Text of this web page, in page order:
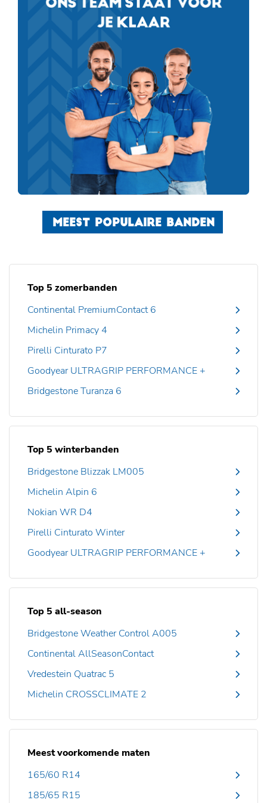
MEEST POPULAIRE BANDEN
Top 5 zomerbanden
Continental PremiumContact 6
Michelin Primacy 4
Pirelli Cinturato P7
Goodyear ULTRAGRIP PERFORMANCE +
Bridgestone Turanza 6
Top 5 winterbanden
Bridgestone Blizzak LM005
Michelin Alpin 6
Nokian WR D4
Pirelli Cinturato Winter
Goodyear ULTRAGRIP PERFORMANCE +
Top 5 all-season
Bridgestone Weather Control A005
Continental AllSeasonContact
Vredestein Quatrac 5
Michelin CROSSCLIMATE 2
Meest voorkomende maten
165/60 R14
185/65 R15